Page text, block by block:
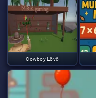
Cowboy Lövő